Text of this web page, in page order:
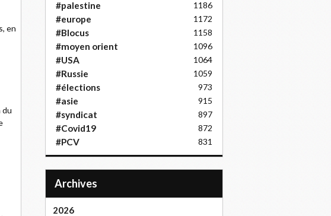
en
du
#palestine 1186
#europe 1172
#Blocus 1158
#moyen orient 1096
#USA 1064
#Russie 1059
#élections 973
#asie 915
#syndicat 897
#Covid19 872
#PCV 831
Archives
2026